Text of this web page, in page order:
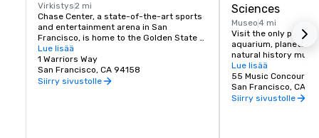
Virkistys2 mi
Chase Center, a state-of-the-art sports
and entertainment arena in San
Francisco, is home to the Golden State
Warriors and nearly 200 events per year.
Lue lisää
1 Warriors Way
San Francisco, CA 94158
Siirry sivustolle
Sciences
Museo4 mi
Visit the only place
aquarium,
natural history
living roof.
Lue lisää
55 Music Concourse
San Francisco, CA
Siirry sivustolle